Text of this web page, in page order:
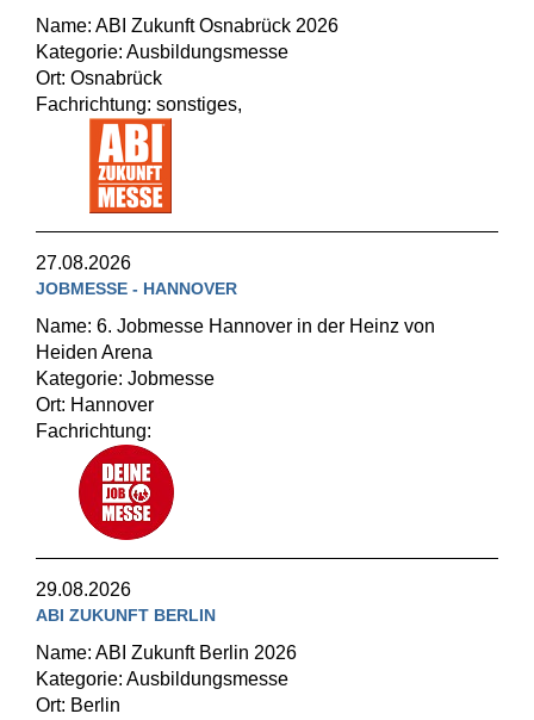
Name: ABI Zukunft Osnabrück 2026
Kategorie: Ausbildungsmesse
Ort: Osnabrück
Fachrichtung: sonstiges,
27.08.2026
JOBMESSE - HANNOVER
Name: 6. Jobmesse Hannover in der Heinz von
Heiden Arena
Kategorie: Jobmesse
Ort: Hannover
Fachrichtung:
29.08.2026
ABI ZUKUNFT BERLIN
Name: ABI Zukunft Berlin 2026
Kategorie: Ausbildungsmesse
Ort: Berlin